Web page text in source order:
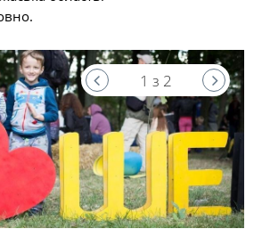
1 з 2